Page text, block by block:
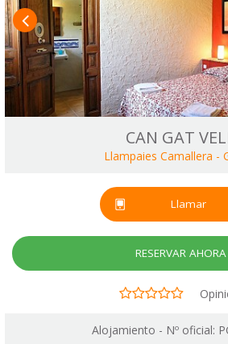
CAN GAT
Llampaies Camallera -
Llamar
RESERVAR AHORA
Alojamiento - Nº oficial: